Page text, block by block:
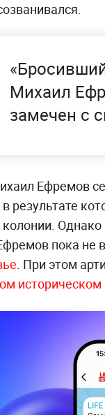
Михаил
замечен с
Ефремов
колонии. Однако
пока не
. При этом